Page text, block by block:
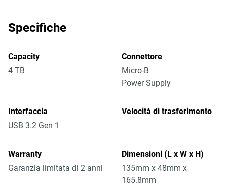
Specifiche
Capacity
4 TB
Connettore
Micro-B
Power Supply
Interfaccia
USB 3.2 Gen 1
Velocità di trasferimento
Warranty
Garanzia limitata di 2 anni
Dimensioni (L x W x H)
135mm x 48mm x
165.8mm